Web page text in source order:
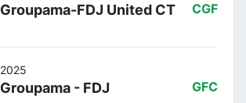
Groupama-FDJ United CT CGF
2025
Groupama - FDJ GFC